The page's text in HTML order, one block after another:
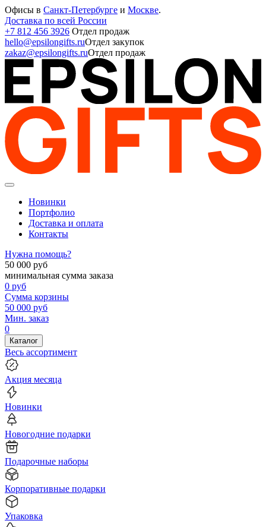
Офисы в Санкт-Петербурге и Москве.
Доставка по всей России
+7 812 456 3926 Отдел продаж
hello@epsilongifts.ruОтдел закупок
zakaz@epsilongifts.ruОтдел продаж
Новинки
Портфолио
Доставка и оплата
Контакты
Нужна помощь?
50 000 руб
минимальная сумма заказа
0 руб
Сумма корзины
50 000 руб
Мин. заказ
0
Каталог
Весь ассортимент
Акция месяца
Новинки
Новогодние подарки
Подарочные наборы
Корпоративные подарки
Упаковка